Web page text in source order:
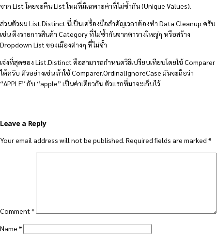
จาก List โดยจะคืน List ใหม่ที่มีเฉพาะค่าที่ไม่ซ้ำกัน (Unique Values).
ส่วนตัวผม List.Distinct นี่เป็นเครื่องมือสำคัญเวลาต้องทำ Data Cleanup ครับ
เช่น ดึงรายการสินค้า Category ที่ไม่ซ้ำกันจากตารางใหญ่ๆ หรือสร้าง
Dropdown List ของเมืองต่างๆ ที่ไม่ซ้ำ
เจ๋งที่สุดของ List.Distinct คือสามารถกำหนดวิธีเปรียบเทียบโดยใช้ Comparer
ได้ครับ ตัวอย่างเช่น ถ้าใช้ Comparer.OrdinalIgnoreCase มันจะถือว่า
“APPLE” กับ “apple” เป็นค่าเดียวกัน ตัวแรกที่มาจะเก็บไว้
Leave a Reply
Your email address will not be published. Required fields are marked *
Comment *
Name *